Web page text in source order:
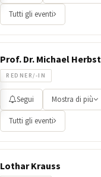
Tutti gli eventi
Prof. Dr. Michael Herbst
REDNER/-IN
Segui Mostra di più
Tutti gli eventi
Lothar Krauss